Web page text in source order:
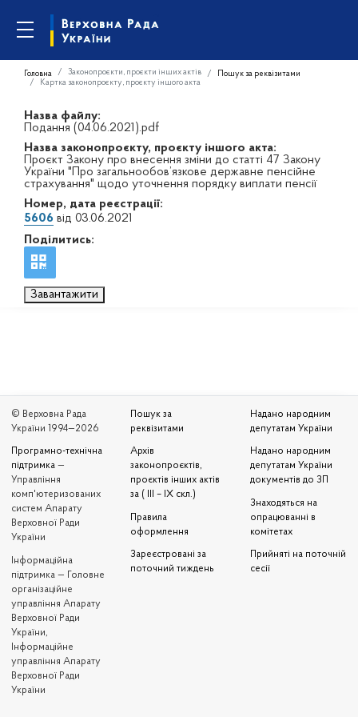
Головна Законопроєкти, проєкти інших актів
Пошук за реквізитами
Картка законопроєкту, проєкту іншого акта
Назва файлу:
Подання (04.06.2021).pdf
Назва законопроєкту, проєкту іншого акта:
Проєкт Закону про внесення зміни до статті 47 Закону
України "Про загальнообов’язкове державне пенсійне
страхування" щодо уточнення порядку виплати пенсії
Номер, дата реєстрації:
5606 від 03.06.2021
Поділитись:
Завантажити
© Верховна Рада
України 1994—2026
Програмно-технічна
підтримка —
Управління
комп'ютеризованих
систем Апарату
Верховної Ради
України
Iнформаційна
підтримка — Головне
організаційне
управління Апарату
Верховної Ради
України,
Інформаційне
управління Апарату
Верховної Ради
України
Пошук за
реквізитами
Архів
законопроєктів,
проєктів інших актів
за ( III – IX скл.)
Правила
оформлення
Зареєстровані за
поточний тиждень
Надано народним
депутатам України
Надано народним
депутатам України
документів до ЗП
Знаходяться на
опрацюванні в
комітетах
Прийняті на поточній
сесії